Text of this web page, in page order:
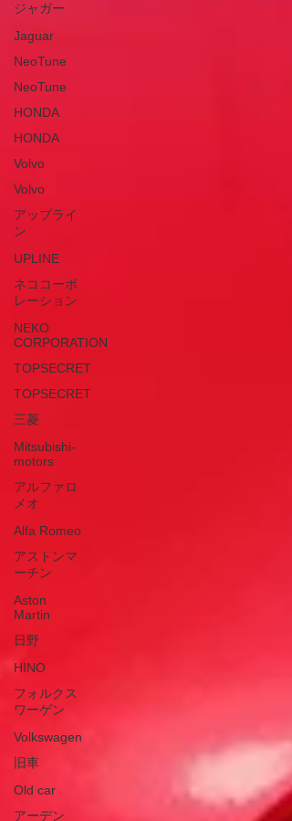
ジャガー
Jaguar
NeoTune
NeoTune
HONDA
HONDA
Volvo
Volvo
アップライ
ン
UPLINE
ネココーポ
レーション
NEKO
CORPORATION
TOPSECRET
TOPSECRET
三菱
Mitsubishi-
motors
アルファロ
メオ
Alfa Romeo
アストンマ
ーチン
Aston
Martin
日野
HINO
フォルクス
ワーゲン
Volkswagen
旧車
Old car
アーデン